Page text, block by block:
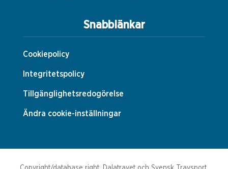
Snabblänkar
Cookiepolicy
Integritetspolicy
Tillgänglighetsredogörelse
Ändra cookie-inställningar